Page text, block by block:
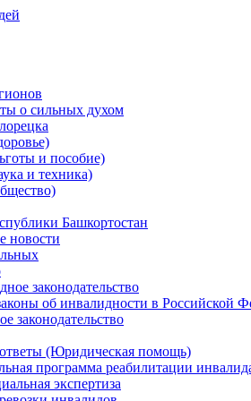
о сильных духом
и пособие)
и техника)
Башкортостан
новости
законодательство
об инвалидности в Российской
законодательство
(Юридическая помощь)
программа реабилитации
экспертиза